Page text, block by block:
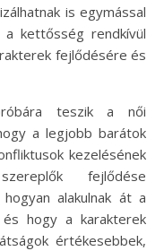
is egymással
kettősség rendkívül
fejlődésére és
teszik a női
a legjobb barátok
kezelésének
fejlődése
alakulnak át a
hogy a karakterek
értékesebbek,